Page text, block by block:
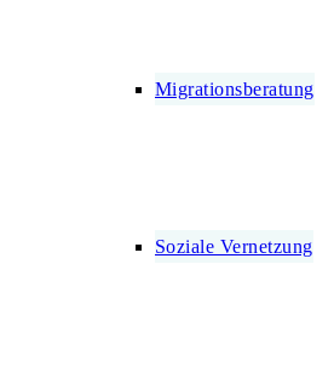
Migrationsberatung
Soziale Vernetzung